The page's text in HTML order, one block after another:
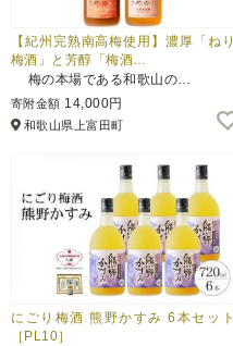
【紀州完熟南高梅使用】濃厚「ねり
梅酒」と芳醇「梅酒…
梅の本場である和歌山の…
寄附金額 14,000円
和歌山県上富田町
にごり梅酒 熊野かすみ 6本セット
［PL10］